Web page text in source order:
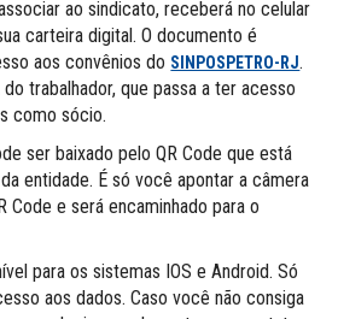
ao sindicato, receberá no celular
carteira digital. O documento é
aos convênios do SINPOSPETRO-RJ.
trabalhador, que passa a ter acesso
como sócio.
ser baixado pelo QR Code que está
entidade. É só você apontar a câmera
Code e será encaminhado para o
para os sistemas IOS e Android. Só
aos dados. Caso você não consiga